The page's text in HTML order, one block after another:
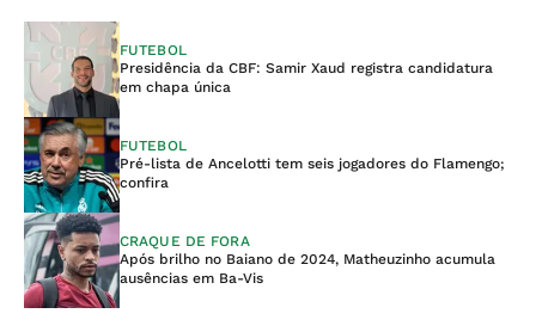
FUTEBOL
Presidência da CBF: Samir Xaud registra candidatura
em chapa única
FUTEBOL
Pré-lista de Ancelotti tem seis jogadores do Flamengo;
confira
CRAQUE DE FORA
Após brilho no Baiano de 2024, Matheuzinho acumula
ausências em Ba-Vis